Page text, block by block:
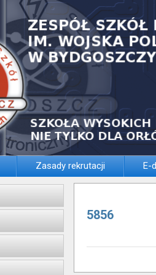
Zasady rekrutacji E-
5856